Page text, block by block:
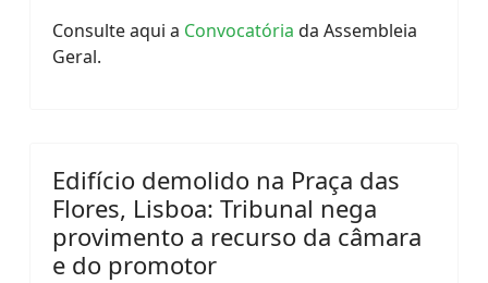
Consulte aqui a Convocatória da Assembleia
Geral.
Edifício demolido na Praça das
Flores, Lisboa: Tribunal nega
provimento a recurso da câmara
e do promotor